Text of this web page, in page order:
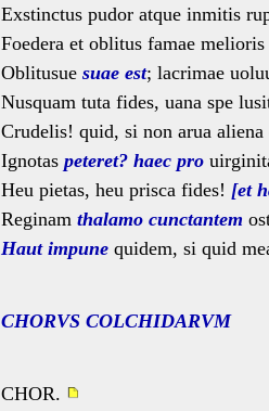
Exstinctus pudor atque inmitis
Foedera et oblitus famae melioris
Oblitusue suae est; lacrimae
Nusquam tuta fides, uana spe
Crudelis! quid, si non arua aliena
Ignotas peteret? haec pro
Heu pietas, heu prisca fides! [et
Reginam thalamo cunctantem
Haut impune quidem, si quid
CHORVS COLCHIDARVM
CHOR.